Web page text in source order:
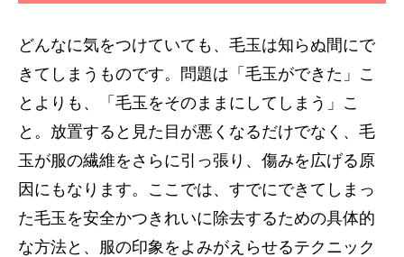
どんなに気をつけていても、毛玉は知らぬ間にで
きてしまうものです。問題は「毛玉ができた」こ
とよりも、「毛玉をそのままにしてしまう」こ
と。放置すると見た目が悪くなるだけでなく、毛
玉が服の繊維をさらに引っ張り、傷みを広げる原
因にもなります。ここでは、すでにできてしまっ
た毛玉を安全かつきれいに除去するための具体的
な方法と、服の印象をよみがえらせるテクニック